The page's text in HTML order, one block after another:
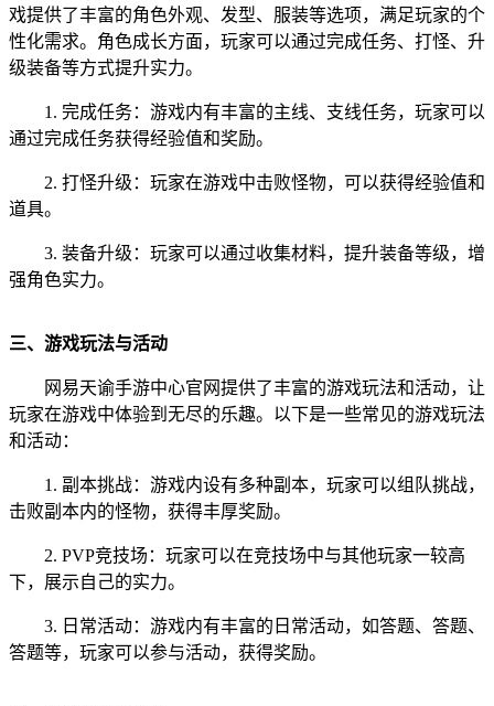
戏提供了丰富的角色外观、发型、服装等选项，满足玩家的个
性化需求。角色成长方面，玩家可以通过完成任务、打怪、升
级装备等方式提升实力。
1. 完成任务：游戏内有丰富的主线、支线任务，玩家可以
通过完成任务获得经验值和奖励。
2. 打怪升级：玩家在游戏中击败怪物，可以获得经验值和
道具。
3. 装备升级：玩家可以通过收集材料，提升装备等级，增
强角色实力。
三、游戏玩法与活动
网易天谕手游中心官网提供了丰富的游戏玩法和活动，让
玩家在游戏中体验到无尽的乐趣。以下是一些常见的游戏玩法
和活动：
1. 副本挑战：游戏内设有多种副本，玩家可以组队挑战，
击败副本内的怪物，获得丰厚奖励。
2. PVP竞技场：玩家可以在竞技场中与其他玩家一较高
下，展示自己的实力。
3. 日常活动：游戏内有丰富的日常活动，如答题、答题、
答题等，玩家可以参与活动，获得奖励。